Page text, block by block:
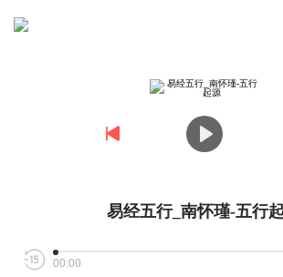
易经五行_南怀瑾-五行
00:00